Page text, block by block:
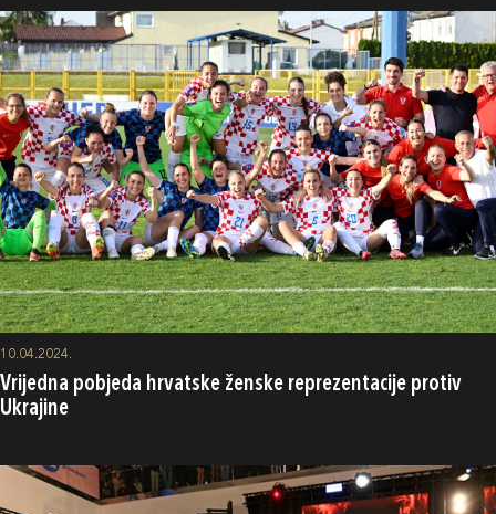
10.04.2024.
Vrijedna pobjeda hrvatske ženske reprezentacije protiv
Ukrajine